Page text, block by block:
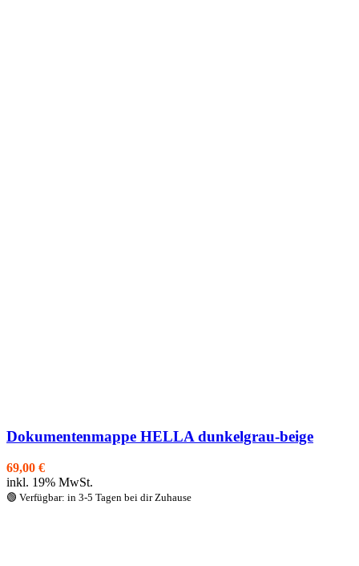
Dokumentenmappe HELLA dunkelgrau-beige
69,00 €
inkl. 19% MwSt.
🟢 Verfügbar: in 3-5 Tagen bei dir Zuhause